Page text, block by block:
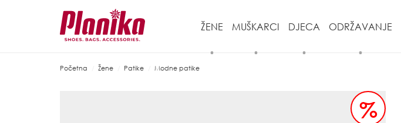
ŽENE MUŠKARCI DJECA ODRŽAVANJE
Početna Žene Patike Modne patike
%